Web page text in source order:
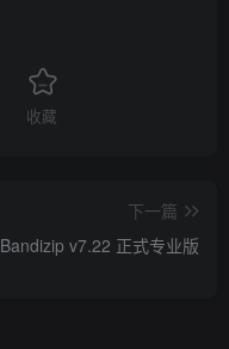
收藏
下一篇
Bandizip v7.22 正式专业版